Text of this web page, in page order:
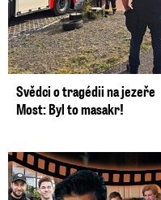
Svědci o tragédii na jezeře
Most: Byl to masakr!
Prima vytasila podzimní